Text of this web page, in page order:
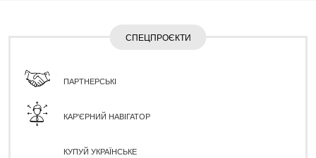
СПЕЦПРОЄКТИ
ПАРТНЕРСЬКІ
КАР'ЄРНИЙ НАВІГАТОР
КУПУЙ УКРАЇНСЬКЕ